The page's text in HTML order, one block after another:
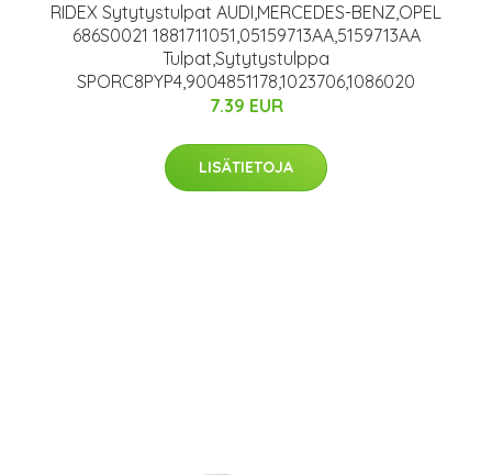
RIDEX Sytytystulpat AUDI,MERCEDES-BENZ,OPEL
686S0021 1881711051,05159713AA,5159713AA
Tulpat,Sytytystulppa
SPORC8PYP4,9004851178,1023706,1086020
7.39 EUR
LISÄTIETOJA